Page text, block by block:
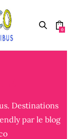
0
Destinations
par le blog